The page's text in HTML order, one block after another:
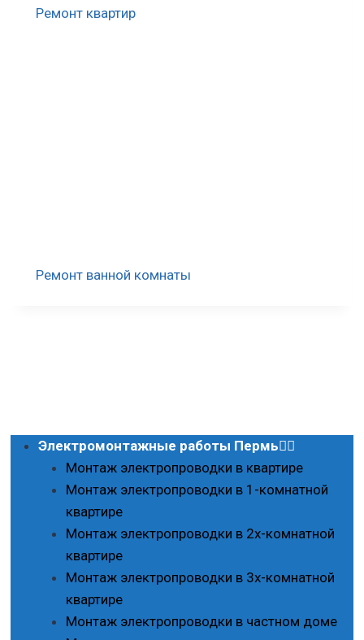
Ремонт квартир
Ремонт ванной комнаты
Электромонтажные работы Пермь
Монтаж электропроводки в квартире
Монтаж электропроводки в 1-комнатной
квартире
Монтаж электропроводки в 2х-комнатной
квартире
Монтаж электропроводки в 3х-комнатной
квартире
Монтаж электропроводки в частном доме